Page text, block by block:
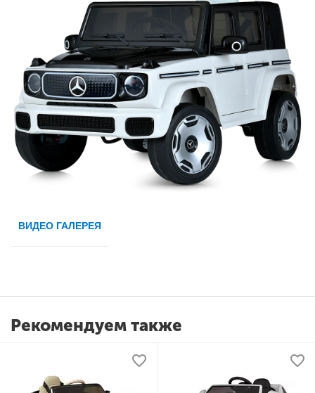
ВИДЕО ГАЛЕРЕЯ
Рекомендуем также